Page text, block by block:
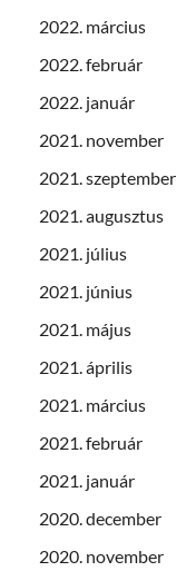
2022. március
2022. február
2022. január
2021. november
2021. szeptember
2021. augusztus
2021. július
2021. június
2021. május
2021. április
2021. március
2021. február
2021. január
2020. december
2020. november